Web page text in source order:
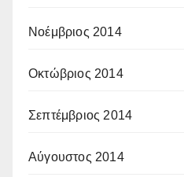
Νοέμβριος 2014
Οκτώβριος 2014
Σεπτέμβριος 2014
Αύγουστος 2014